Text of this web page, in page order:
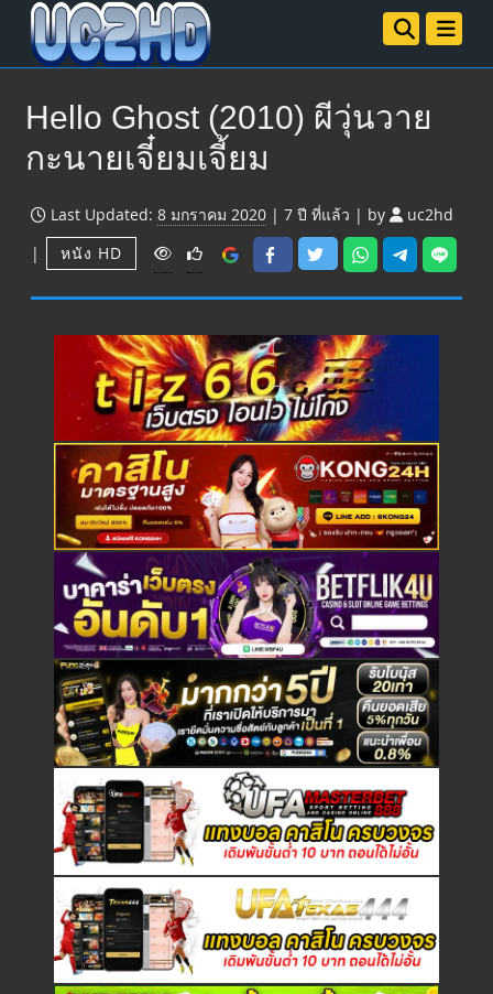
Hello Ghost (2010) ผีวุ่นวาย
กะนายเจี๋ยมเจี้ยม
Last Updated: 8 มกราคม 2020 | 7 ปี ที่แล้ว | by
uc2hd
|
หนัง HD
V
w
s